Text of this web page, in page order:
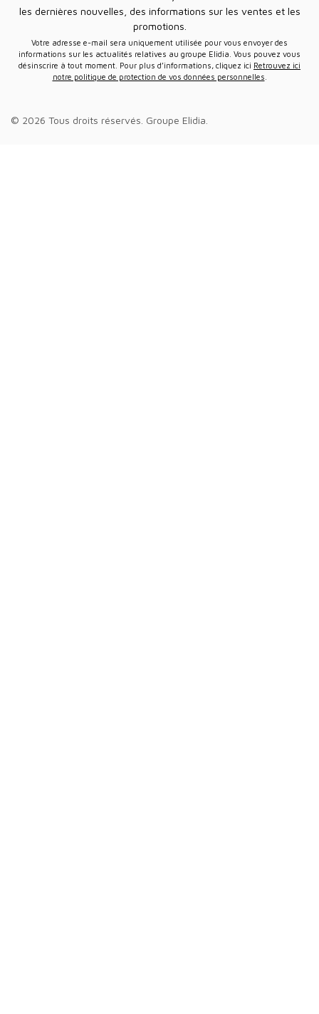
les dernières nouvelles, des informations sur les ventes et les
promotions.
Votre adresse e-mail sera uniquement utilisée pour vous envoyer des
informations sur les actualités relatives au groupe Elidia. Vous pouvez vous
désinscrire à tout moment. Pour plus d’informations, cliquez ici Retrouvez ici
notre politique de protection de vos données personnelles
© 2026 Tous droits réservés. Groupe Elidia